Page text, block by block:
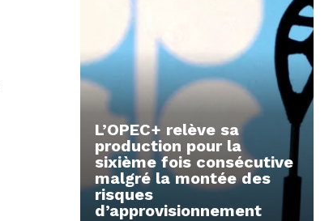
L’OPEC+ relève sa
production pour la
sixième fois consécutive
malgré la montée des
risques
d’approvisionnement